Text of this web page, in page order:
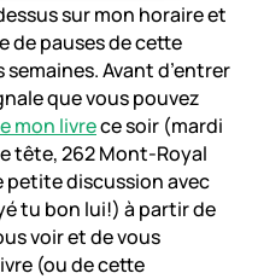
sur mon horaire et
de pauses de cette
Avant d’entrer
que vous pouvez
mon livrece soir (mardi
tête, 262 Mont-Royal
petite discussion avec
tu bon lui!) à partir de
voir et de vous
(ou de cette